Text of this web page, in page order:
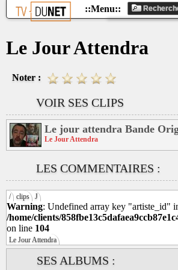
/ clips J
Warning: Undefined array key "artiste_id"
/home/clients/
on line 104
Le Jour Attendra
SES ALBUMS :
Le Jour Attendra
Noter :
VOIR SES CLIPS
Le jour attendra Bande
Le Jour Attendra
LES COMMENTAIRES :